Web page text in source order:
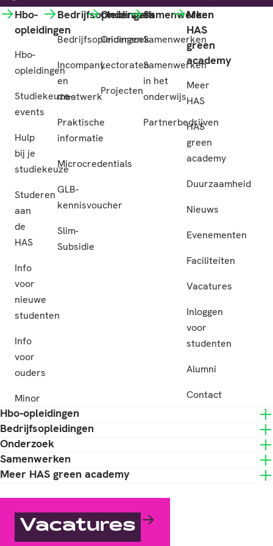
Hbo-
opleidingen
Hbo-
opleidingen
Studiekeuze-
events
Hulp
bij je
studiekeuze
Studeren
aan
de
HAS
Info
voor
nieuwe
studenten
Info
voor
ouders
Minor
Bedrijfsopleidingen
Bedrijfsopleidingen
Incompany
en
maatwerk
Praktische
informatie
Microcredentials
GLB-
kennisvoucher
Slim-
Subsidie
Onderzoek
Onderzoek
Lectoraten
Projecten
Samenwerken
Samenwerken
Samenwerken
in het
onderwijs
Partnerbedrijven
Meer
HAS
green
academy
Meer
HAS
HAS
green
academy
Duurzaamheid
Nieuws
Evenementen
Faciliteiten
Vacatures
Inloggen
voor
studenten
Alumni
Contact
Hbo-opleidingen
Bedrijfsopleidingen
Onderzoek
Samenwerken
Meer HAS green academy
Vacatures